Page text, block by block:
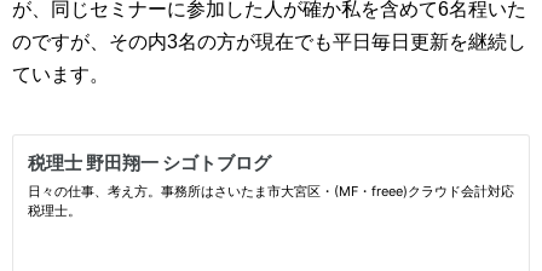
が、同じセミナーに参加した人が確か私を含めて6名程いた
のですが、その内3名の方が現在でも平日毎日更新を継続し
ています。